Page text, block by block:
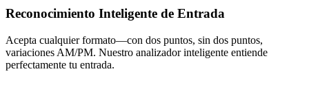
Reconocimiento Inteligente de Entrada
Acepta cualquier formato—con dos puntos, sin dos puntos,
variaciones AM/PM. Nuestro analizador inteligente entiende
perfectamente tu entrada.